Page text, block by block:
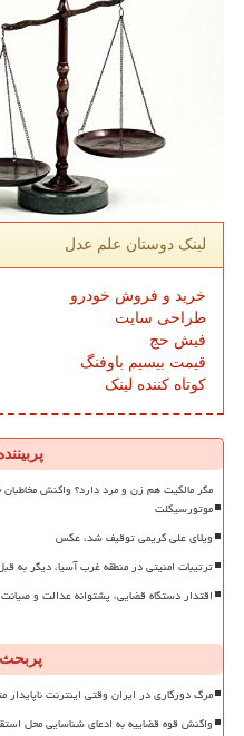
لینک دوستان علم عدل
خرید و فروش خودرو
طراحی سایت
فیش حج
قیمت بیسیم باوفنگ
کوتاه کننده لینک
مگر مالکیت هم زن و مرد دارد؟ واکنش مخاطبان
موتورسیکلت
ویلای علی کریمی توقیف شد، عکس
ترتیبات امنیتی در منطقه غرب آسیا، دیگر به
اقتدار دستگاه قضایی، پشتوانه عدالت و
مرگ دورکاری در ایران وقتی اینترنت
واکنش قوه قضاییه به ادعای شناسایی محل